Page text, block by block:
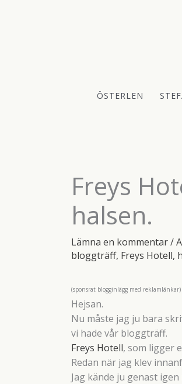
ÖSTERLEN
Freys
halsen.
Lämna en kommentar/
bloggträff, Freys Hotell,
(sponsrat blogginlägg med reklamlänkar)
Hejsan.
Nu måste jag ju bara
vi hade vår bloggträff.
Freys Hotell, som ligger
Redan när jag klev
Jag kände ju genast